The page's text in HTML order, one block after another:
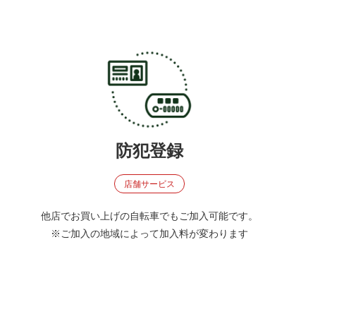
防犯登録
店舗サービス
他店でお買い上げの自転車でもご加入可能です。
※ご加入の地域によって加入料が変わります